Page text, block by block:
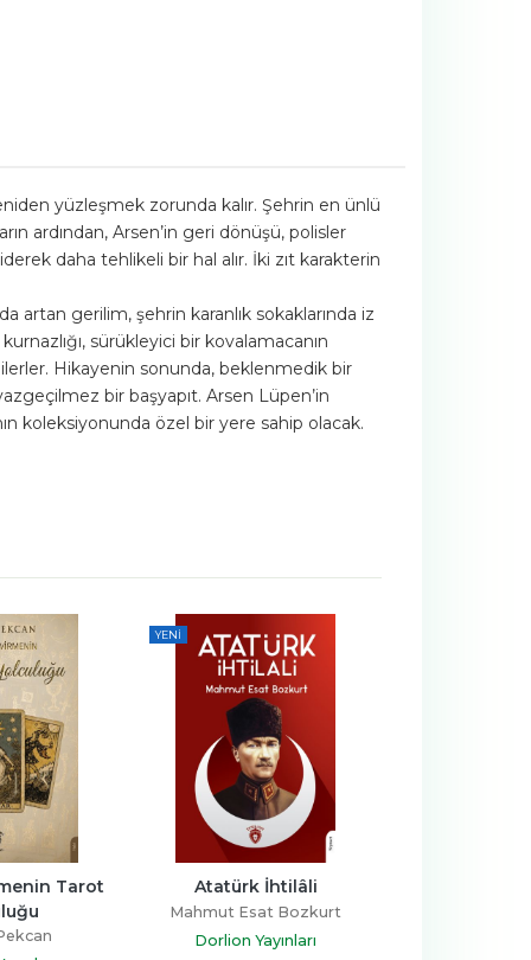
yüzleşmek zorunda kalır. Şehrin en ünlü
ardından, Arsen’in geri dönüşü, polisler
daha tehlikeli bir hal alır. İki zıt karakterin
artan gerilim, şehrin karanlık sokaklarında iz
sürükleyici bir kovalamacanın
Hikayenin sonunda, beklenmedik bir
bir başyapıt. Arsen Lüpen’in
koleksiyonunda özel bir yere sahip olacak.
Tarot
YENI
Atatürk İhtilâli
Mahmut Esat Bozkurt
Dorlion Yayınları